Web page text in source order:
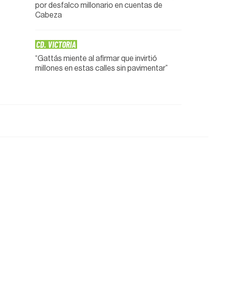
por desfalco millonario en cuentas de
Cabeza
CD. VICTORIA
“Gattás miente al afirmar que invirtió
millones en estas calles sin pavimentar”